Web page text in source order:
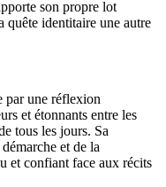
son propre lot
quête identitaire une autre
par une réflexion
et étonnants entre les
tous les jours. Sa
et de la
et confiant face aux récits